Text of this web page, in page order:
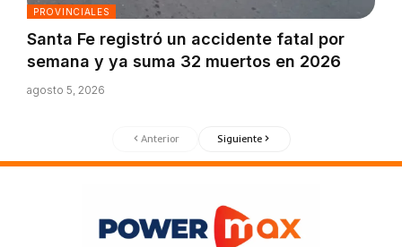
PROVINCIALES
Santa Fe registró un accidente fatal por
semana y ya suma 32 muertos en 2026
agosto 5, 2026
Anterior Siguiente